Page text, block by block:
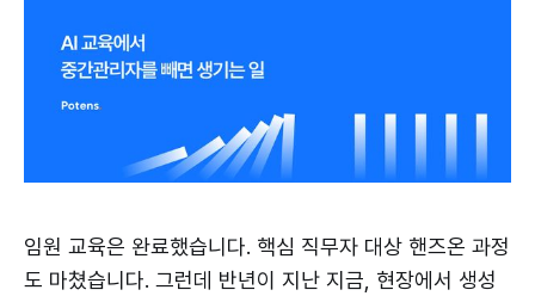
임원 교육은 완료했습니다. 핵심 직무자 대상 핸즈온 과정
도 마쳤습니다. 그런데 반년이 지난 지금, 현장에서 생성